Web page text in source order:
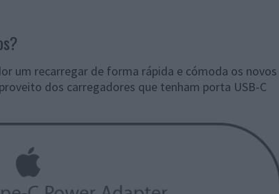
um recarregar de forma rápida e cómoda os novos
dos carregadores que tenham porta USB-C